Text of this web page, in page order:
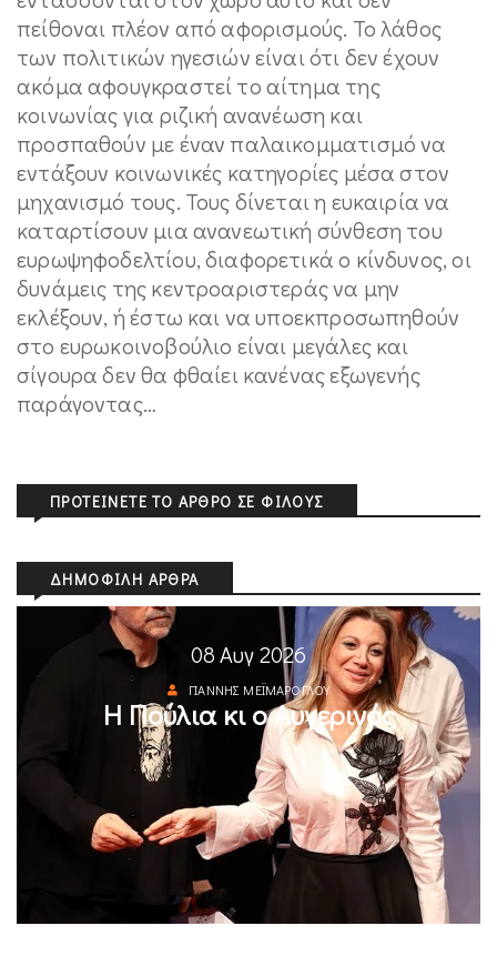
πείθοναι πλέον από αφορισμούς. Το λάθος
των πολιτικών ηγεσιών είναι ότι δεν έχουν
ακόμα αφουγκραστεί το αίτημα της
κοινωνίας για ριζική ανανέωση και
προσπαθούν με έναν παλαικομματισμό να
εντάξουν κοινωνικές κατηγορίες μέσα στον
μηχανισμό τους. Τους δίνεται η ευκαιρία να
καταρτίσουν μια ανανεωτική σύνθεση του
ευρωψηφοδελτίου, διαφορετικά ο κίνδυνος, οι
δυνάμεις της κεντροαριστεράς να μην
εκλέξουν, ή έστω και να υποεκπροσωπηθούν
στο ευρωκοινοβούλιο είναι μεγάλες και
σίγουρα δεν θα φθαίει κανένας εξωγενής
παράγοντας…
ΠΡΟΤΕΊΝΕΤΕ ΤΟ ΆΡΘΡΟ ΣΕ ΦΊΛΟΥΣ
ΔΗΜΟΦΙΛΉ ΆΡΘΡΑ
08 Αυγ 2026
ΓΙΆΝΝΗΣ ΜΕΪΜΆΡΟΓΛΟΥ
Η Πούλια κι ο Αυγερινός